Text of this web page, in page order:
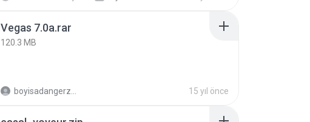
Vegas 7.0a.rar
120.3 MB
15 yıl önce